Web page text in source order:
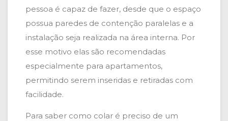
pessoa é capaz de fazer, desde que o espaço
possua paredes de contenção paralelas e a
instalação seja realizada na área interna. Por
esse motivo elas são recomendadas
especialmente para apartamentos,
permitindo serem inseridas e retiradas com
facilidade.
Para saber como colar é preciso de um